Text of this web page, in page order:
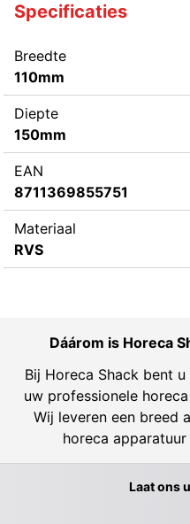
Specificaties
Breedte
110mm
Diepte
150mm
EAN
8711369855751
Materiaal
RVS
Dáárom is Horeca
Bij Horeca Shack bent
uw professionele
Wij leveren een breed
horeca
Laat ons